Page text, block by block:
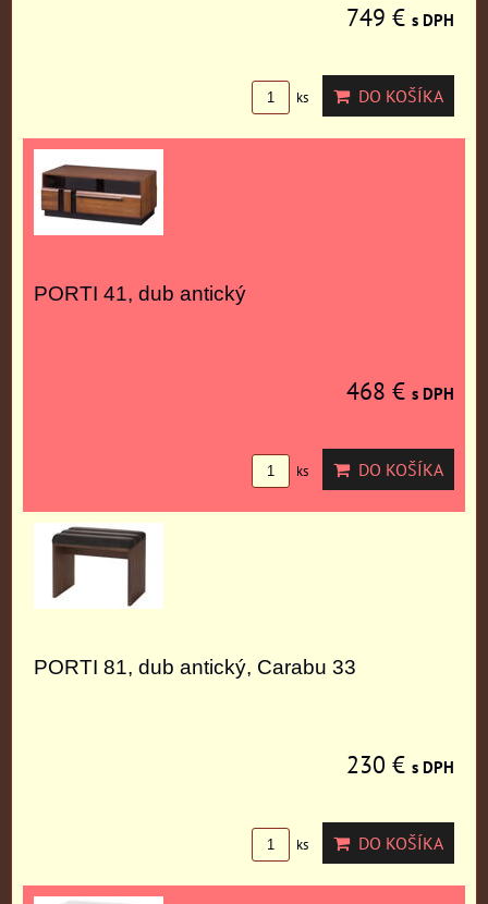
749 € s DPH
ks DO KOŠÍKA
PORTI 41, dub antický
468 € s DPH
ks DO KOŠÍKA
PORTI 81, dub antický, Carabu 33
230 € s DPH
ks DO KOŠÍKA